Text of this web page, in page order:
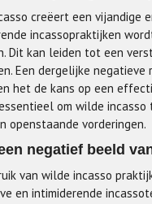
creëert een vijandige
incassopraktijken
Dit kan leiden tot een
Een dergelijke
het de kans op een
om wilde
openstaande vorderingen.
negatief beeld
van wilde incasso
en intimiderende